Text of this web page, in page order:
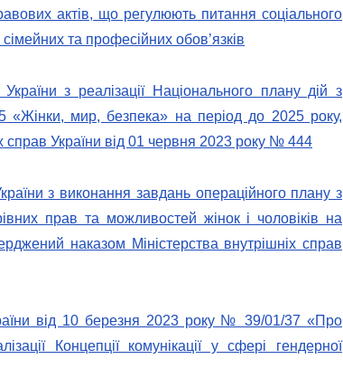
актів, що регулюють питання соціального
та професійних обов’язків
з реалізації Національного плану дій з
мир, безпека» на період до 2025 року,
справ України від 01 червня 2023 року № 444
з виконання завдань операційного плану з
прав та можливостей жінок і чоловіків на
наказом Міністерства внутрішніх справ
від 10 березня 2023 року № 39/01/37 «Про
Концепції комунікації у сфері гендерної